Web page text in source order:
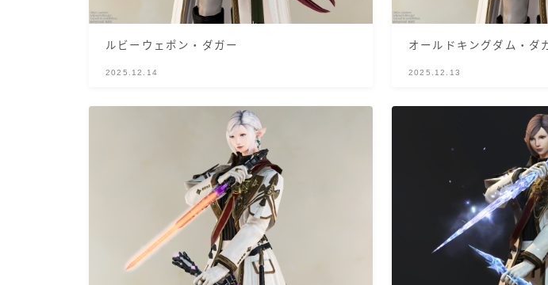
ロングスカート
インナーパンツ付きスカー
ルビーウェポン・ダガー
2025.12.14
オールドキングダム・ダ
2025.12.13